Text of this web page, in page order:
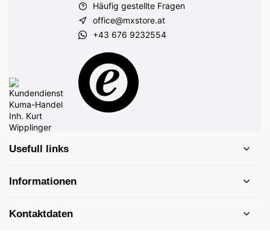
Häufig gestellte Fragen
office@mxstore.at
+43 676 9232554
Usefull links
Informationen
Kontaktdaten